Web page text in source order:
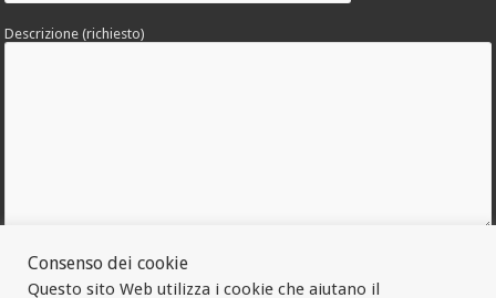
Descrizione (richiesto)
Allega una foto dell'errore
Consenso dei cookie
Questo sito Web utilizza i cookie che aiutano il